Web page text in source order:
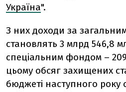
Україна".
З них доходи за
становлять 3 млрд 546,8
спеціальним фондом –
цьому обсяг захищених
бюджеті наступного року